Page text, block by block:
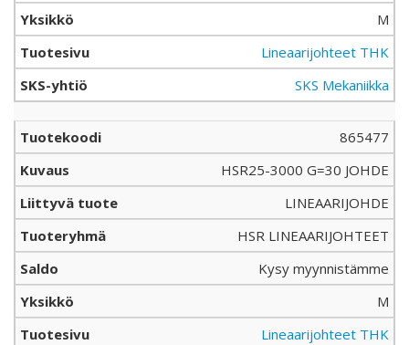
M
Lineaarijohteet THK
SKS Mekaniikka
865477
HSR25-3000 G=30 JOHDE
LINEAARIJOHDE
HSR LINEAARIJOHTEET
Kysy myynnistämme
M
Lineaarijohteet THK